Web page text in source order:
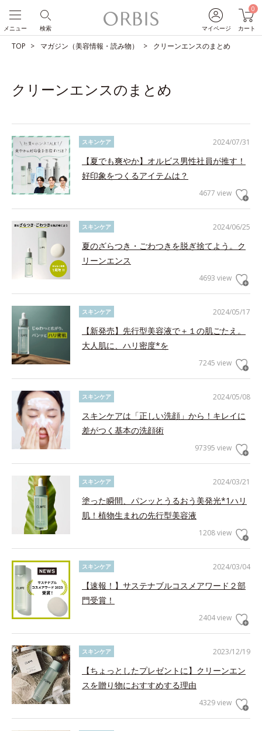
マイページ
0
カート
検索
メニュー
TOP マガジン（美容情報・読み物） クリーンエンスのまとめ
クリーンエンスのまとめ
2024/07/31
スキンケア
【夏でも爽やか】オルビス男性社員が推す！
好印象をつくるアイテムは？
4677 view
2024/06/25
スキンケア
夏のざらつき・ごわつきを脱ぎ捨てよう。ク
リーンエンス
4693 view
2024/05/17
スキンケア
【新発売】先行型美容液で＋１の肌ごたえ。
大人肌に、ハリ密度*を
7245 view
2024/05/08
スキンケア
スキンケアは「正しい洗顔」から！キレイに
差がつく基本の洗顔術
97395 view
2024/03/21
スキンケア
塗った瞬間、パンッとうるおう美発光*1ハリ
肌！植物生まれの先行型美容液
1208 view
2024/03/04
スキンケア
【速報！】サステナブルコスメアワード２部
門受賞！
2404 view
2023/12/19
スキンケア
【ちょっとしたプレゼントに】クリーンエン
スを贈り物におすすめする理由
4329 view